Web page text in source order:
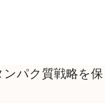
パク質戦略を保